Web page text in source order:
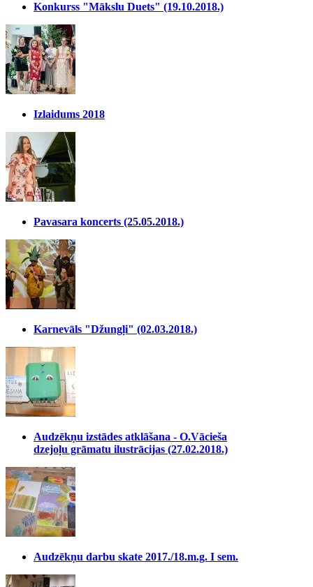
Konkurss "Mākslu Duets" (19.10.2018.)
Izlaidums 2018
Pavasara koncerts (25.05.2018.)
Karnevāls "Džungļi" (02.03.2018.)
Audzēkņu izstādes atklāšana - O.Vācieša
dzejoļu grāmatu ilustrācijas (27.02.2018.)
Audzēkņu darbu skate 2017./18.m.g. I sem.